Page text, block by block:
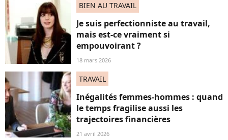
BIEN AU TRAVAIL
Je suis perfectionniste au travail,
mais est-ce vraiment si
empouvoirant ?
18 mars 2026
TRAVAIL
Inégalités femmes-hommes : quand
le temps fragilise aussi les
trajectoires financières
21 avril 2026